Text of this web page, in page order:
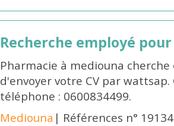
Recherche employé
Pharmacie à mediouna
d'envoyer votre CV par
téléphone : 0600834499.
Mediouna | Références n° 19134